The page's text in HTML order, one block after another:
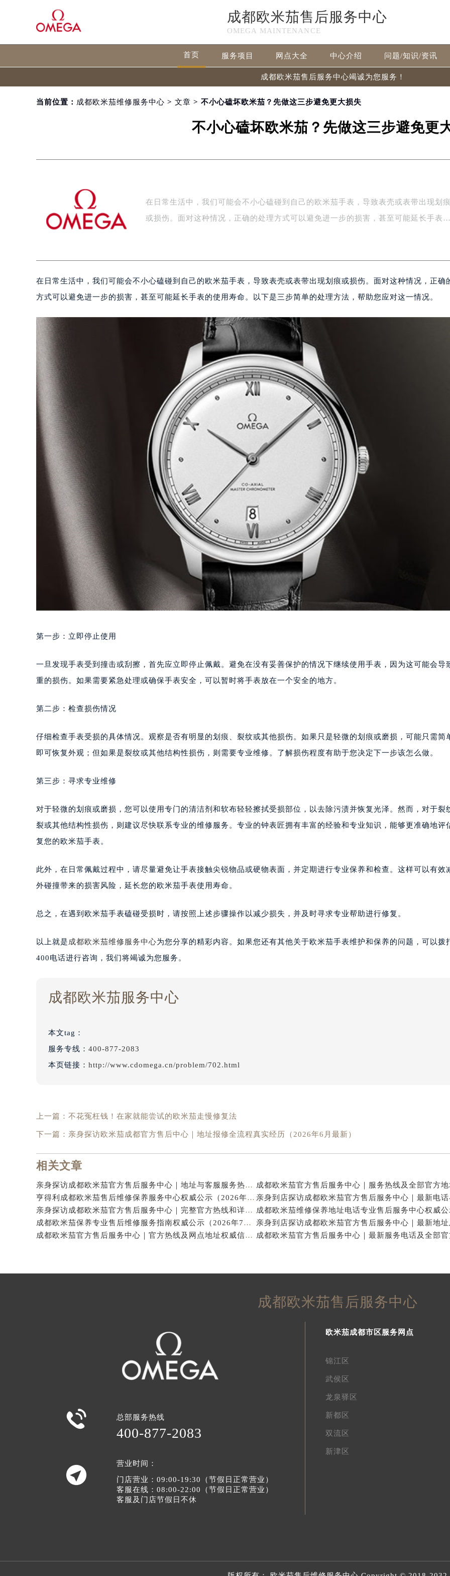
成都欧米茄售后服务中心
OMEGA MAINTENANCE
首页 服务项目 网点大全 中心介绍 问题/知识/资讯
成都欧米茄售后服务中心竭诚为您服务！
当前位置： 成都欧米茄维修服务中心 > 文章 > 不小心磕坏欧米茄？先做这三步避免更大损失
不小心磕坏欧米茄？先做这三步避免更
在日常生活中，我们可能会不小心磕碰到自己的欧米茄手表，导致表壳或表带出现划
或损伤。面对这种情况，正确的处理方式可以避免进一步的损害，甚至可能延长手表
在日常生活中，我们可能会不小心磕碰到自己的欧米茄手表，导致表壳或表带出现划痕或损伤。面对这种情况，正确
方式可以避免进一步的损害，甚至可能延长手表的使用寿命。以下是三步简单的处理方法，帮助您应对这一情况。
第一步：立即停止使用
一旦发现手表受到撞击或刮擦，首先应立即停止佩戴。避免在没有妥善保护的情况下继续使用手表，因为这可能会导
重的损伤。如果需要紧急处理或确保手表安全，可以暂时将手表放在一个安全的地方。
第二步：检查损伤情况
仔细检查手表受损的具体情况。观察是否有明显的划痕、裂纹或其他损伤。如果只是轻微的划痕或磨损，可能只需简
即可恢复外观；但如果是裂纹或其他结构性损伤，则需要专业维修。了解损伤程度有助于您决定下一步该怎么做。
第三步：寻求专业维修
对于轻微的划痕或磨损，您可以使用专门的清洁剂和软布轻轻擦拭受损部位，以去除污渍并恢复光泽。然而，对于裂
裂或其他结构性损伤，则建议尽快联系专业的维修服务。专业的钟表匠拥有丰富的经验和专业知识，能够更准确地评
复您的欧米茄手表。
此外，在日常佩戴过程中，请尽量避免让手表接触尖锐物品或硬物表面，并定期进行专业保养和检查。这样可以有效
外碰撞带来的损害风险，延长您的欧米茄手表使用寿命。
总之，在遇到欧米茄手表磕碰受损时，请按照上述步骤操作以减少损失，并及时寻求专业帮助进行修复。
以上就是 成都欧米茄维修服务中心为您分享的精彩内容。如果您还有其他关于欧米茄手表维护和保养的问题，可以拨
400电话进行咨询，我们将竭诚为您服务。
成都欧米茄服务中心
本文tag：
服务专线： 400-877-2083
本页链接： http://www.cdomega.cn/problem/702.html
上一篇： 不花冤枉钱！在家就能尝试的欧米茄走慢修复法
下一篇： 亲身探访欧米茄成都官方售后中心｜地址报修全流程真实经历（2026年6月最新）
相关文章
亲身探访成都欧米茄官方售后服务中心｜地址与客服服务热线（2026年7月最新）
亨得利成都欧米茄售后维修保养服务中心权威公示（2026年7月最新）
亲身探访成都欧米茄官方售后服务中心｜完整官方热线和详细地址（2026年7月最新）
成都欧米茄保养专业售后维修服务指南权威公示（2026年7月最新）
成都欧米茄官方售后服务中心｜官方热线及网点地址权威信息公示（2026年7月最新）
成都欧米茄售后服务中心
 总部服务热线
400-877-2083

营业时间：
门店营业：09:00-19:30（节假日正常营业）
客服在线：08:00-22:00（节假日正常营业）
客服及门店节假日不休
欧米茄成都市区服务网点
锦江区
武侯区
龙泉驿区
新都区
双流区
新津区